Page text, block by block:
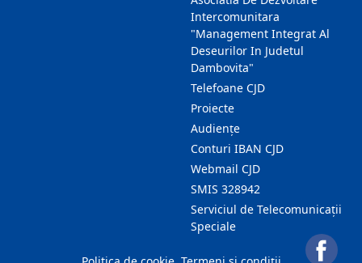
Intercomunitara
"Management Integrat Al
Deseurilor In Judetul
Dambovita"
Telefoane CJD
Proiecte
Audienţe
Conturi IBAN CJD
Webmail CJD
SMIS 328942
Serviciul de Telecomunicații
Speciale